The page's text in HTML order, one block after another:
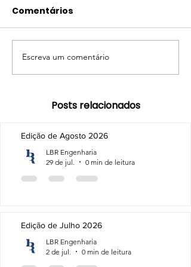
Comentários
Escreva um comentário
Posts relacionados
Edição de Agosto 2026
LBR Engenharia
29 de jul.
0 min de leitura
Edição de Julho 2026
LBR Engenharia
2 de jul.
0 min de leitura